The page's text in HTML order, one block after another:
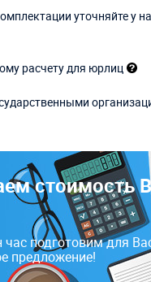
уточняйте у
расчету для юрлиц
стоимость
час подготовим для
предложение!